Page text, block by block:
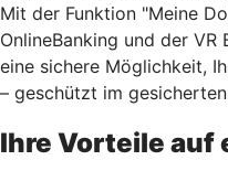
Mit der Funktion "Meine
OnlineBanking und der
eine sichere Möglichkeit,
– geschützt im
Ihre Vorteile auf